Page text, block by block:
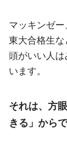
マッキンゼー
東大合格生な
頭がいい人は
います。
それは、方
きる」からで